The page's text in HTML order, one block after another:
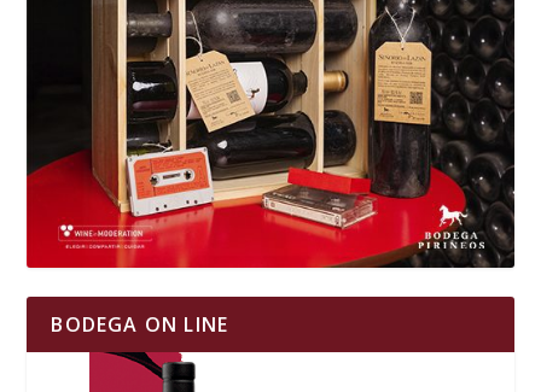
BODEGA ON LINE